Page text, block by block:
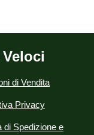
di Vendita
Privacy
di Spedizione e